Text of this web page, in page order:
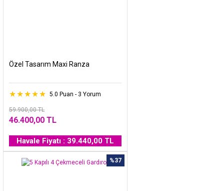
Özel Tasarım Maxi Ranza
5.0 Puan - 3 Yorum
59.900,00 TL
46.400,00 TL
Havale Fiyatı : 39.440,00 TL
%37